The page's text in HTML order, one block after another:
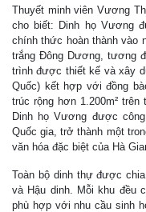
Thuyết minh viên Vương
cho biết: Dinh họ Vương
chính thức hoàn thành vào
trắng Đông Dương, tương
trình được thiết kế và xây
Quốc) kết hợp với đồng
trúc rộng hơn 1.200m² trên
Dinh họ Vương được
Quốc gia, trở thành một
văn hóa đặc biệt của Hà
Toàn bộ dinh thự được
và Hậu dinh. Mỗi khu đều
phù hợp với nhu cầu sinh